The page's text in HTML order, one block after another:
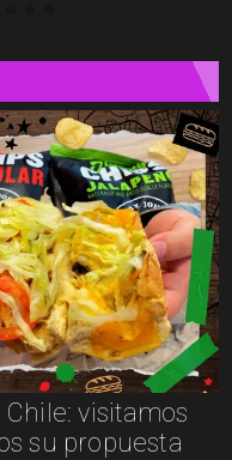
visitamos
su propuesta